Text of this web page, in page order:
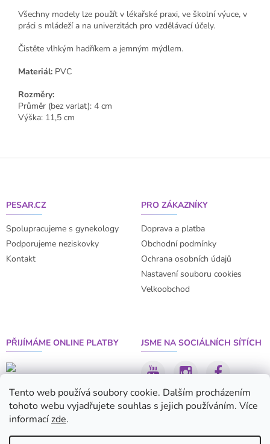
Tento web používá soubory cookie. Dalším procházením
tohoto webu vyjadřujete souhlas s jejich používáním. Více
informacízde.
Všechny modely lze použít v lékařské praxi, ve školní výuce, v
práci s mládeží a na univerzitách pro vzdělávací účely.
Čistěte vlhkým hadříkem a jemným mýdlem.
Materiál: PVC
Rozměry:
Průměr (bez varlat): 4 cm
Výška: 11,5 cm
Z
PESAR.CZ
Spolupracujeme s gynekology
Podporujeme neziskovky
Kontakt
PRO ZÁKAZNÍKY
Doprava a platba
Obchodní podmínky
Ochrana osobních údajů
Nastavení souboru cookies
Velkoobchod
PŘIJÍMÁME ONLINE PLATBY JSME NA SOCIÁLNÍCH SÍTÍCH